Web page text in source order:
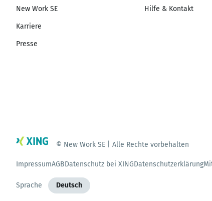
New Work SE
Karriere
Presse
Hilfe & Kontakt
© New Work SE | Alle Rechte vorbehalten
ImpressumAGBDatenschutz bei XINGDatenschutzerklärung
Sprache Deutsch